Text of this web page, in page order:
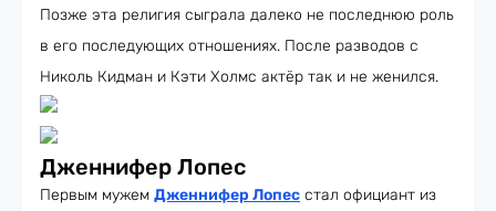
Позже эта религия сыграла далеко не последнюю роль
в его последующих отношениях. После разводов с
Николь Кидман и Кэти Холмс актёр так и не женился.
Дженнифер Лопес
Первым мужем Дженнифер Лопес стал официант из